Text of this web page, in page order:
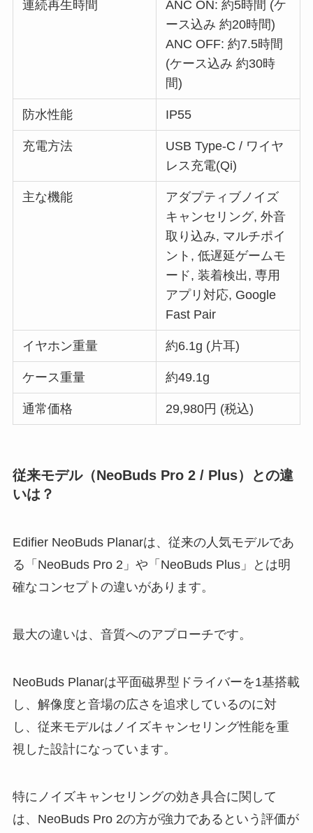
連続再生時間
ANC ON: 約5時間 (ケ
ース込み 約20時間)
ANC OFF: 約7.5時間
(ケース込み 約30時
間)
防水性能 IP55
充電方法
USB Type-C / ワイヤ
レス充電(Qi)
主な機能
アダプティブノイズ
キャンセリング, 外音
取り込み, マルチポイ
ント, 低遅延ゲームモ
ード, 装着検出, 専用
アプリ対応, Google
Fast Pair
イヤホン重量 約6.1g (片耳)
ケース重量 約49.1g
通常価格 29,980円 (税込)
従来モデル（NeoBuds Pro 2 / Plus）との違
いは？
Edifier NeoBuds Planarは、従来の人気モデルであ
る「NeoBuds Pro 2」や「NeoBuds Plus」とは明
確なコンセプトの違いがあります。
最大の違いは、音質へのアプローチです。
NeoBuds Planarは平面磁界型ドライバーを1基搭載
し、解像度と音場の広さを追求しているのに対
し、従来モデルはノイズキャンセリング性能を重
視した設計になっています。
特にノイズキャンセリングの効き具合に関して
は、NeoBuds Pro 2の方が強力であるという評価が